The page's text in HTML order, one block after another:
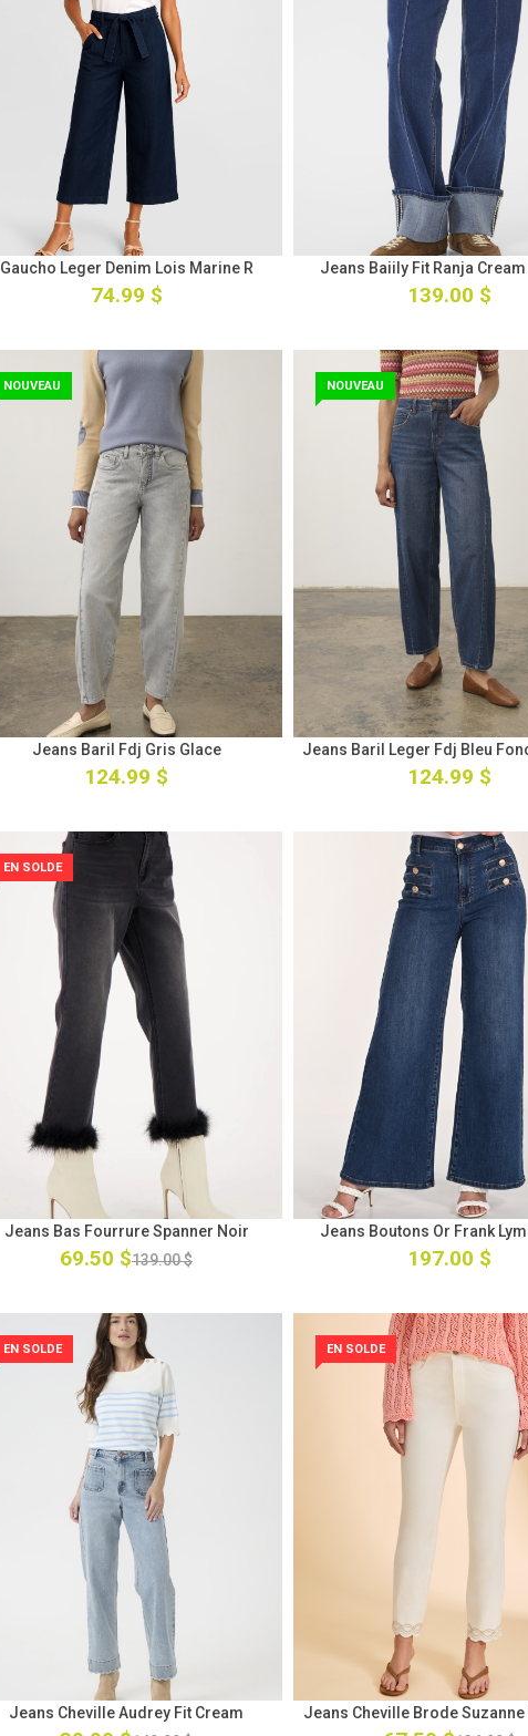
Gaucho Leger Denim Lois Marine R
74.99 $
Jeans Baiily Fit Ranja
139.00 $
NOUVEAU
Jeans Baril Fdj Gris Glace
124.99 $
NOUVEAU
Jeans Baril Leger Fdj Bleu
124.99 $
EN SOLDE
Jeans Bas Fourrure Spanner Noir
69.50 $139.00 $
Jeans Boutons Or Frank
197.00 $
EN SOLDE
Jeans Cheville Audrey Fit Cream
EN SOLDE
Jeans Cheville Brode